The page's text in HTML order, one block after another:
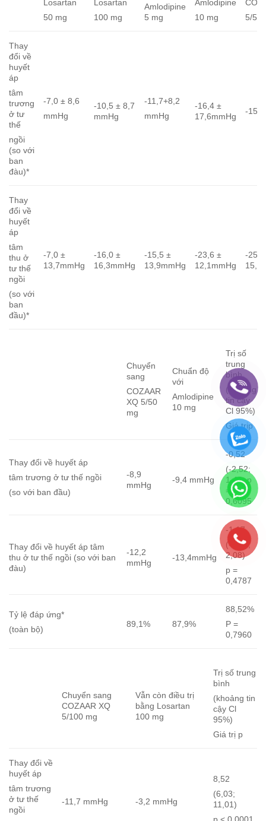
Losartan
50 mg
Losartan
100 mg
Amlodipine
5 mg
Amlodipine
10 mg
5/50
Thay
đổi về
huyết
áp
tâm
trương
ở tư
thế
ngồi
(so với
ban
đàu)*
-7,0 ± 8,6
mmHg
-10,5 ± 8,7
mmHg
-11,7+8,2
mmHg
-16,4 ±
17,6mmHg
-
Thay
đổi về
huyết
áp
tâm
thu ở
tư thế
ngồi
(so với
ban
đầu)*
-7,0 ±
13,7mmHg
-16,0 ±
16,3mmHg
-15,5 ±
13,9mmHg
-23,6 ±
12,1mmHg
-
Chuyển
sang
COZAAR
XQ 5/50
mg
Chuẩn độ
với
Amlodipine
10 mg
Trị số
trung
bình
(khoảng
tin cậy
Cl 95%)
Giá trip
Thay đổi về huyết áp
tâm trương ở tư thế ngồi
(so với ban đầu)
-8,9
mmHg
-9,4 mmHg
-0,52
(-2,52;
1,48; p
=
0,6095
Thay đổi về huyết áp tâm
thu ở tư thế ngồi (so với ban
đàu)
-12,2
mmHg
-13,4mmHg
-1,17
(-4,42;
2,08)
p =
0,4787
Tỷ lệ đáp ứng*
(toàn bộ)
89,1% 87,9%
88,52%
P =
0,7960
Chuyển sang
COZAAR XQ
5/100 mg
Vẫn còn điều trị
bằng Losartan
100 mg
Trị số trung
bình
(khoảng tin
cậy Cl
95%)
Giá trị p
Thay đổi về
huyết áp
tâm trương
ở tư thế
ngồi
-11,7 mmHg -3,2 mmHg
8,52
(6,03;
11,01)